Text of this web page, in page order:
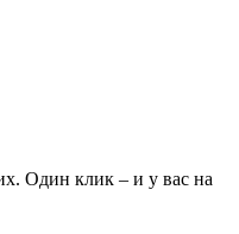
Один клик – и у вас на